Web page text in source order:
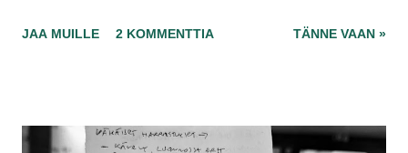
Kävelysi aikana intuitio kertoo jotakin sellaista, että nyt voi
Kasvomaski pois silmiltä ja sittenpä sisään.
JAA MUILLE 2 KOMMENTTIA TÄNNE VAAN »